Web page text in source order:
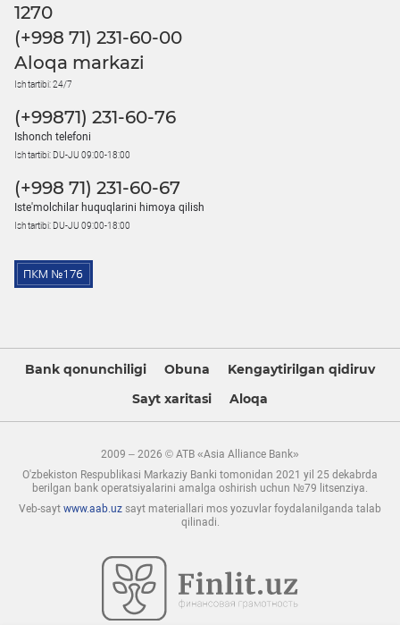
1270
(+998 71) 231-60-00
Aloqa markazi
Ish tartibi: 24/7
(+99871) 231-60-76
Ishonch telefoni
Ish tartibi: DU-JU 09:00-18:00
(+998 71) 231-60-67
Iste'molchilar huquqlarini himoya qilish
Ish tartibi: DU-JU 09:00-18:00
Bank qonunchiligi Obuna
Kengaytirilgan qidiruv
Sayt xaritasi
Aloqa
2009 – 2026 © ATB «Asia Alliance Bank»
O'zbekiston Respublikasi Markaziy Banki tomonidan 2021 yil 25 dekabrda
berilgan bank operatsiyalarini amalga oshirish uchun №79 litsenziya.
Veb-sayt www.aab.uz sayt materiallari mos yozuvlar foydalanilganda talab
qilinadi.